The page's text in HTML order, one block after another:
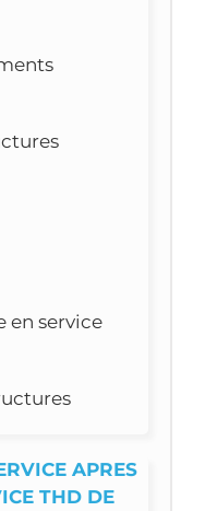
en service
APRES
THD DE